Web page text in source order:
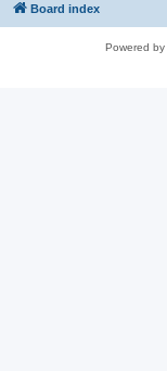
Board index
Powered by